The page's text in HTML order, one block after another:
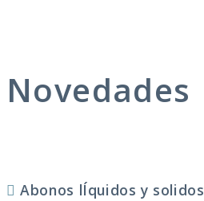
Novedades
Abonos lÍquidos y solidos